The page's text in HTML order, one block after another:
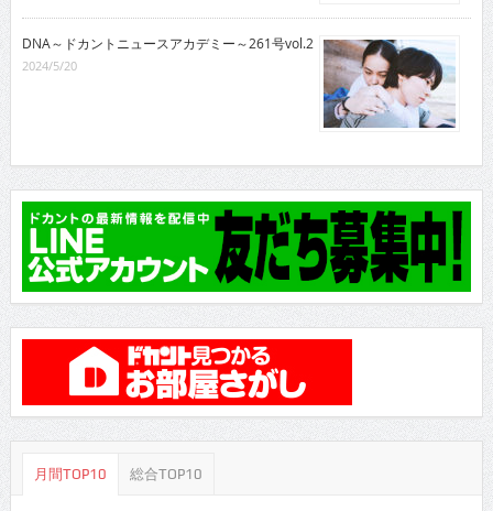
DNA～ドカントニュースアカデミー～261号vol.2
2024/5/20
月間TOP10 総合TOP10